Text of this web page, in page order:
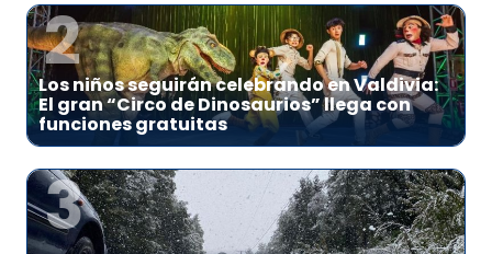
2
Los niños seguirán celebrando en Valdivia:
El gran “Circo de Dinosaurios” llega con
funciones gratuitas
3